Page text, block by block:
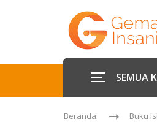
SEMUA
Beranda Buku